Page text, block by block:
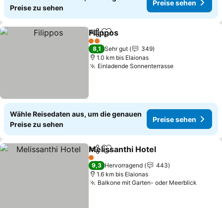
Preise zu sehen
Preise sehen
TeilenZu Favoriten hinzufügen
Filippos
2 Sterne
8,1 Sehr gut
349
1.0 km bis Elaionas
Einladende SonnenterrassePreise sehen
Wähle Reisedaten aus, um die genauen
Preise zu sehen
Preise sehen
TeilenZu Favoriten hinzufügen
Melissanthi Hotel
1 Sterne
9,3 Hervorragend
443
1.6 km bis Elaionas
Balkone mit Garten- oder Meerblick